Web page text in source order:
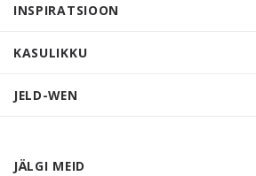
INSPIRATSIOON
KASULIKKU
JELD-WEN
JÄLGI MEID